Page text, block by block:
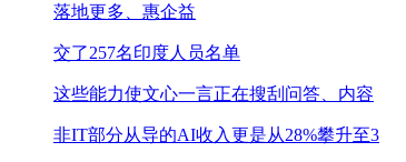
落地更多、惠企益
交了257名印度人员名单
这些能力使文心一言正在搜刮问答、内容
非IT部分从导的AI收入更是从28%攀升至3